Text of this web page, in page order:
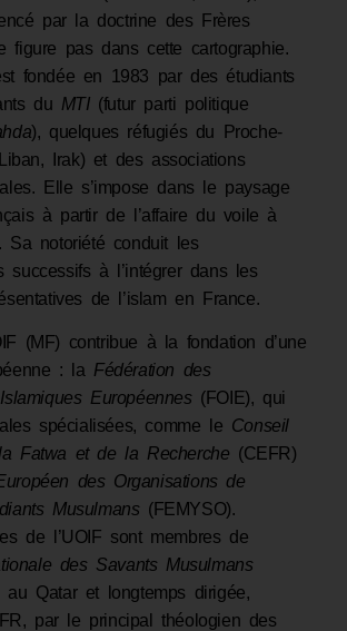
par la doctrine des Frères
figure pas dans cette cartographie.
fondée en 1983 par des étudiants
du MTI(futur parti politique
), quelques réfugiés du Proche-
Irak) et des associations
Elle s’impose dans le paysage
à partir de l’affaire du voile à
Sa notoriété conduit les
successifs à l’intégrer dans les
de l’islam en France.
(MF) contribue à la fondation d’une
: la Fédération des
Européennes (FOIE), qui
spécialisées, comme le Conseil
Fatwa et de la Recherche (CEFR)
des Organisations de
Musulmans (FEMYSO).
de l’UOIF sont membres de
des Savants Musulmans
au Qatar et longtemps dirigée,
par le principal théologien des